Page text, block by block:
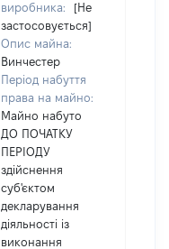
виробника:
[Не
застосовується]
Опис майна:
Винчестер
Період набуття
права на майно:
Майно набуто
ДО ПОЧАТКУ
ПЕРІОДУ
здійснення
суб'єктом
декларування
діяльності із
виконання